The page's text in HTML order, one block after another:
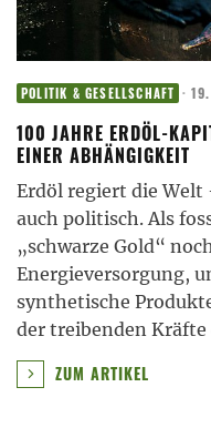
POLITIK & GESELLSCHAFT ·
100 JAHRE ERDÖL-
EINER ABHÄNGIGKEIT
Erdöl regiert die
auch politisch. Als
„schwarze Gold“
Energieversorgung,
synthetische
der treibenden Kräfte
ZUM ARTIKEL